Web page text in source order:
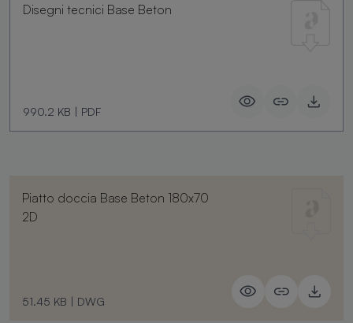
Disegni tecnici Base Beton
990.2 KB | PDF
Piatto doccia Base Beton 180x70
2D
51.45 KB | DWG